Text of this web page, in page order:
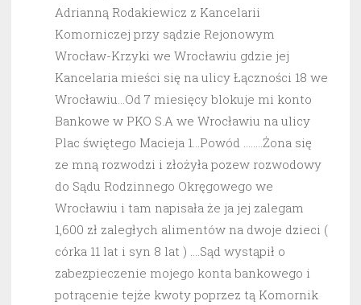
Adrianną Rodakiewicz z Kancelarii
Komorniczej przy sądzie Rejonowym
Wrocław-Krzyki we Wrocławiu gdzie jej
Kancelaria mieści się na ulicy Łączności 18 we
Wrocławiu…Od 7 miesięcy blokuje mi konto
Bankowe w PKO S.A we Wrocławiu na ulicy
Plac świętego Macieja 1…Powód ……..Żona się
ze mną rozwodzi i złożyła pozew rozwodowy
do Sądu Rodzinnego Okręgowego we
Wrocławiu i tam napisała że ja jej zalegam
1,600 zł zaległych alimentów na dwoje dzieci (
córka 11 lat i syn 8 lat ) ….Sąd wystąpił o
zabezpieczenie mojego konta bankowego i
potrącenie tejże kwoty poprzez tą Komornik